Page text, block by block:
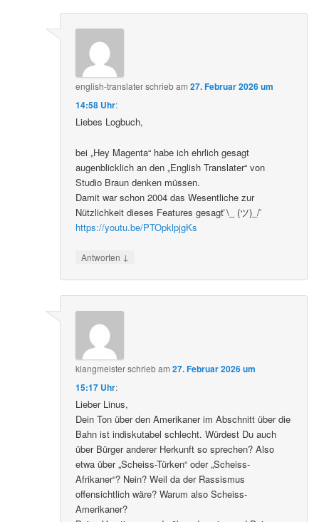
english-translaterschriebam27. Februar 2026 um
14:58 Uhr:
Liebes Logbuch,
bei „Hey Magenta“ habe ich ehrlich gesagt
augenblicklich an den „English Translater“ von
Studio Braun denken müssen.
Damit war schon 2004 das Wesentliche zur
Nützlichkeit dieses Features gesagt ̄\_ (ツ)_/ ̄
https://youtu.be/PTOpklpjgKs
Antworten ↓
klangmeisterschriebam27. Februar 2026 um
15:17 Uhr:
Lieber Linus,
Dein Ton über den Amerikaner im Abschnitt über die
Bahn ist indiskutabel schlecht. Würdest Du auch
über Bürger anderer Herkunft so sprechen? Also
etwa über „Scheiss-Türken“ oder „Scheiss-
Afrikaner“? Nein? Weil da der Rassismus
offensichtlich wäre? Warum also Scheiss-
Amerikaner?